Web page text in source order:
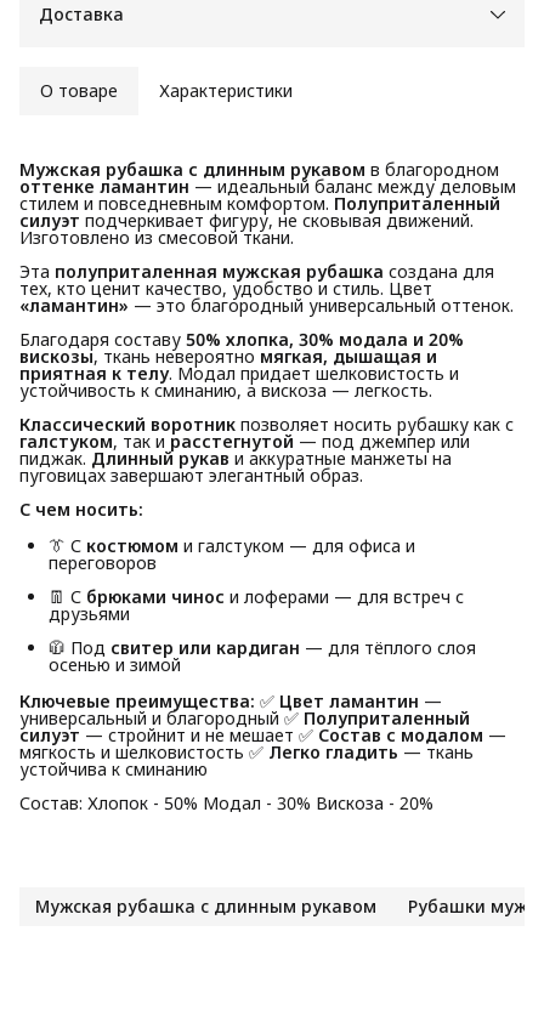
Доставка
О товаре Характеристики
Мужская рубашка с длинным рукавом в благородном
оттенке ламантин — идеальный баланс между деловым
стилем и повседневным комфортом. Полуприталенный
силуэт подчеркивает фигуру, не сковывая движений.
Изготовлено из смесовой ткани.
Эта полуприталенная мужская рубашка создана для
тех, кто ценит качество, удобство и стиль. Цвет
«ламантин» — это благородный универсальный оттенок.
Благодаря составу 50% хлопка, 30% модала и 20%
вискозы, ткань невероятно мягкая, дышащая и
приятная к телу. Модал придает шелковистость и
устойчивость к сминанию, а вискоза — легкость.
Классический воротник позволяет носить рубашку как с
галстуком, так и расстегнутой — под джемпер или
пиджак. Длинный рукав и аккуратные манжеты на
пуговицах завершают элегантный образ.
С чем носить:
👔 С костюмом и галстуком — для офиса и
переговоров
👖 С брюками чинос и лоферами — для встреч с
друзьями
🧥 Под свитер или кардиган — для тёплого слоя
осенью и зимой
Ключевые преимущества: ✅ Цвет ламантин —
универсальный и благородный ✅ Полуприталенный
силуэт — стройнит и не мешает ✅ Состав с модалом —
мягкость и шелковистость ✅ Легко гладить — ткань
устойчива к сминанию
Состав: Хлопок - 50% Модал - 30% Вискоза - 20%
Мужская рубашка с длинным рукавом Рубашки